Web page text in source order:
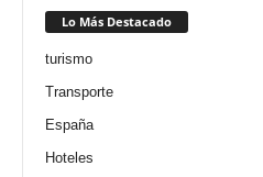
Lo Más Destacado
turismo
Transporte
España
Hoteles